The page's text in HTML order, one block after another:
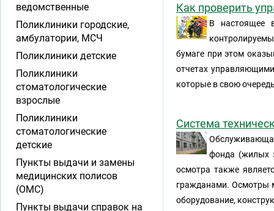
Как проверить
В настоящее
бумаге при этом
отчетах
которые в свою
Система
фонда (жилых
осмотра также
гражданами. Осмотры
оборудование,
ведомственные
Поликлиники городские,
амбулатории, МСЧ
Поликлиники детские
Поликлиники
стоматологические
взрослые
Поликлиники
стоматологические
детские
Пункты выдачи и замены
медицинских полисов
(ОМС)
Пункты выдачи справок на